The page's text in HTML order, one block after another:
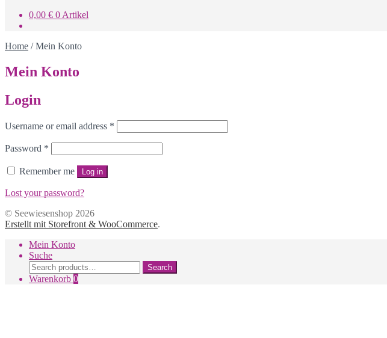
0,00 € 0 Artikel
Home /Mein Konto
Mein Konto
Login
Username or email address *
Password *
Remember me Log in
Lost your password?
© Seewiesenshop 2026
Erstellt mit Storefront & WooCommerce.
Mein Konto
Suche
Search
for:
Search
Warenkorb 0